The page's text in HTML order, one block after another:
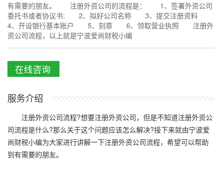
有需要的朋友。 注册外资公司的流程是： 1、签署外资公司
委托书或者协议书; 2、拟好公司名称 3、提交注册资料
4、开设银行基本账户 5、刻章 6、领取营业执照 注册外
资公司流程，以上就是宁波爱尚财税小编
在线咨询
服务介绍
注册外资公司流程?想要注册外资公司，但是不知道注册外资公
司流程是什么?那么关于这个问题应该怎么解决?接下来就由宁波爱
尚财税小编为大家进行讲解一下注册外资公司流程，希望可以帮助
到有需要的朋友。